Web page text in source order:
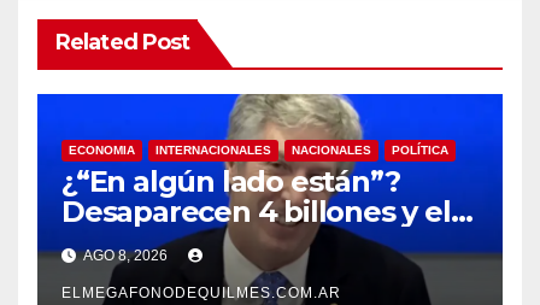
Related Post
ECONOMIA INTERNACIONALES NACIONALES POLÍTICA
¿“En algún lado están”?
Desaparecen 4 billones y el
presidente del BCRA
responde con una risita
AGO 8, 2026
ELMEGAFONODEQUILMES.COM.AR